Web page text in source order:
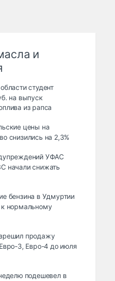
и
студент
на выпуск
из рапса
цены на
снизились на 2,3%
УФАС
начали снижать
бензина в Удмуртии
к нормальному
продажу
3, Евро-4 до июля
подешевел в